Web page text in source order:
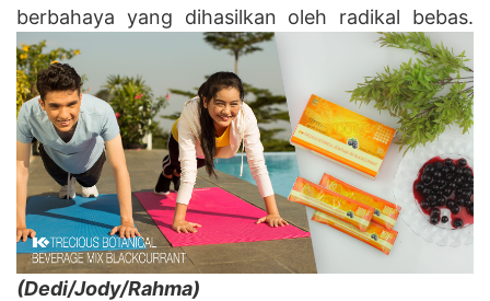
berbahaya yang dihasilkan oleh radikal bebas.
(Dedi/Jody/Rahma)